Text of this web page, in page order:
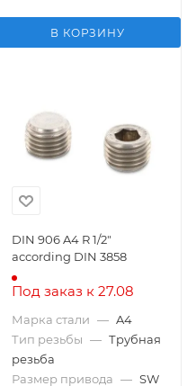
В КОРЗИНУ
DIN 906 A4 R 1/2"
according DIN 3858
Под заказ к 27.08
Марка стали — A4
Тип резьбы — Трубная
резьба
Размер привода — SW